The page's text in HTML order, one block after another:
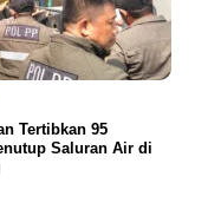
Tertibkan 95
Saluran Air di